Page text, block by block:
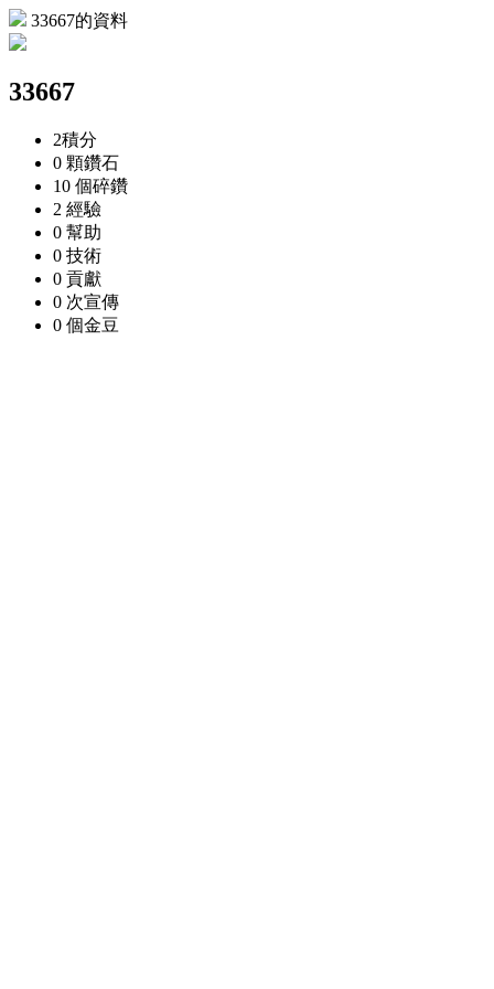
33667的資料
33667
2積分
0 顆鑽石
10 個碎鑽
2 經驗
0 幫助
0 技術
0 貢獻
0 次宣傳
0 個金豆